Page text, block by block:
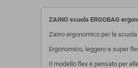
ZAINO scuola ERGOBAG
Zaino ergonomico per la scuola
Ergonomico, leggero e super
Il modello flex è pensato per